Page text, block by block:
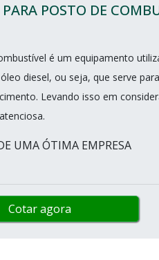
POSTO DE
é um equipamento
diesel, ou seja, que serve
Levando isso em
UMA ÓTIMA EMPRESA
Cotar agora